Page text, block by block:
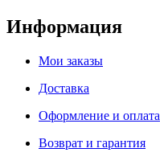
Информация
Мои заказы
Доставка
Оформление и оплата
Возврат и гарантия